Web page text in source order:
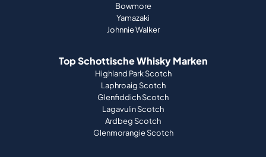
Bowmore
Yamazaki
Johnnie Walker
Top Schottische Whisky Marken
Highland Park Scotch
Laphroaig Scotch
Glenfiddich Scotch
Lagavulin Scotch
Ardbeg Scotch
Glenmorangie Scotch